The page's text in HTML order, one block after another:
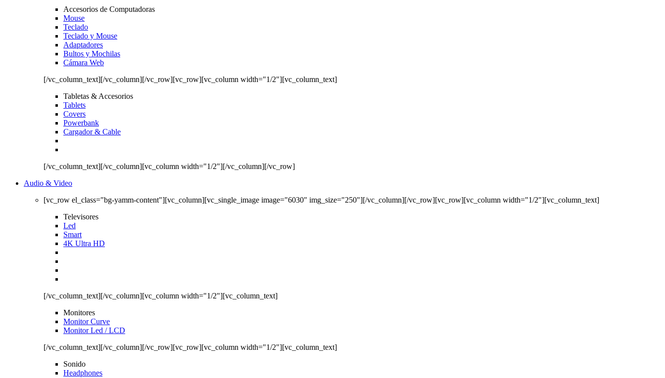
Accesorios de Computadoras
Mouse
Teclado
Teclado y Mouse
Adaptadores
Bultos y Mochilas
Cámara Web
[/vc_column_text][/vc_column][/vc_row][vc_row][vc_column width="1/2"][vc_column_text]
Tabletas & Accesorios
Tablets
Covers
Powerbank
Cargador & Cable
[/vc_column_text][/vc_column][vc_column width="1/2"][/vc_column][/vc_row]
Audio & Video
[vc_row el_class="bg-yamm-content"][vc_column][vc_single_image image="6030" img_size="250"][/vc_column][/vc_row][vc_row][vc_column width="1/2"][vc_column_text]
Televisores
Led
Smart
4K Ultra HD
[/vc_column_text][/vc_column][vc_column width="1/2"][vc_column_text]
Monitores
Monitor Curve
Monitor Led / LCD
[/vc_column_text][/vc_column][/vc_row][vc_row][vc_column width="1/2"][vc_column_text]
Sonido
Headphones